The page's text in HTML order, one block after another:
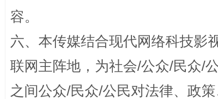
容。
六、本传媒结合现代网络科技影
联网主阵地，为社会/公众/民众/
之间公众/民众/公民对法律、政